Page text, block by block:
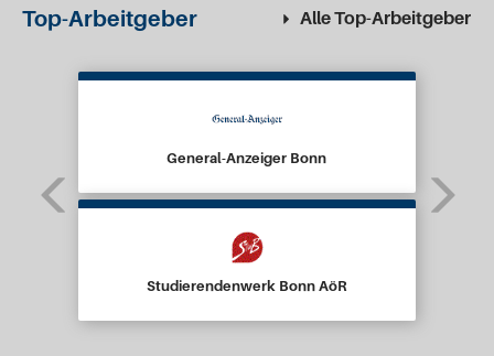
Top-Arbeitgeber Alle Top-Arbeitgeber
General-Anzeiger Bonn
Studierendenwerk Bonn AöR